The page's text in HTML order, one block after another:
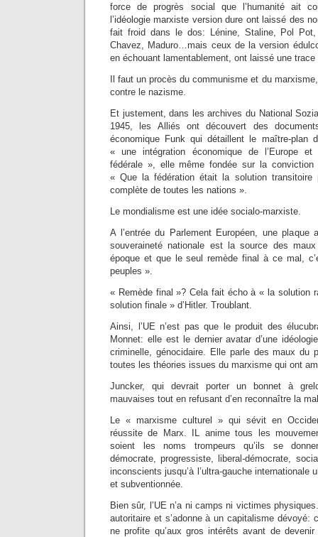
force de progrès social que l’humanité ait
l’idéologie marxiste version dure ont laissé des
fait froid dans le dos: Lénine, Staline, Pol
Chavez, Maduro…mais ceux de la version
en échouant lamentablement, ont laissé une
Il faut un procès du communisme et du
contre le nazisme.
Et justement, dans les archives du National
1945, les Alliés ont découvert des
économique Funk qui détaillent le maître-plan
« une intégration économique de l’Europe et
fédérale », elle même fondée sur la
« Que la fédération était la solution transitoire
complète de toutes les nations ».
Le mondialisme est une idée socialo-marxiste.
A l’entrée du Parlement Européen, une
souveraineté nationale est la source des
époque et que le seul remède final à ce mal,
peuples ».
« Remède final »? Cela fait écho à « la solution
solution finale » d’Hitler. Troublant.
Ainsi, l’UE n’est pas que le produit des
Monnet: elle est le dernier avatar d’une
criminelle, génocidaire. Elle parle des maux du
toutes les théories issues du marxisme qui ont
Juncker, qui devrait porter un bonnet à
mauvaises tout en refusant d’en reconnaître la
Le « marxisme culturel » qui sévit en
réussite de Marx. IL anime tous les
soient les noms trompeurs qu’ils se
démocrate, progressiste, liberal-démocrate,
inconscients jusqu’à l’ultra-gauche internationale
et subventionnée.
Bien sûr, l’UE n’a ni camps ni victimes
autoritaire et s’adonne à un capitalisme dévoyé:
ne profite qu’aux gros intérêts avant de